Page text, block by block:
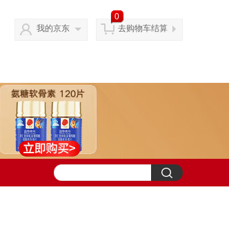
我的京东
0
去购物车结算